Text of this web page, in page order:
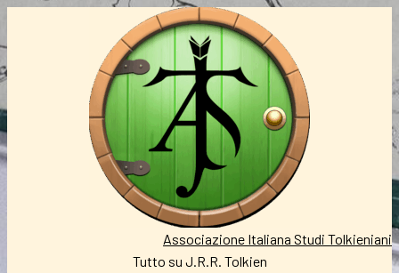
Associazione Italiana Studi Tolkieniani
Tutto su J.R.R. Tolkien